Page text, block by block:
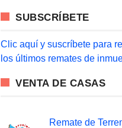
SUBSCRÍBETE
Clic aquí y suscríbete para
los últimos remates de
VENTA DE CASAS
Remate de